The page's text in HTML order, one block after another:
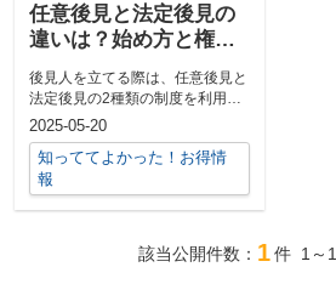
任意後見と法定後見の
違いは？始め方と権限
後見人を立てる際は、任意後見と
法定後見の2種類の制度を利用で
きます。両者はいくつか違いがあ
る制度...
2025-05-20
知っててよかった！お得情
報
該当公開件数： 1件 1～1